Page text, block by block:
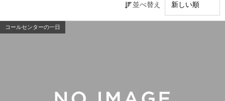
並べ替え
コールセンターの一日